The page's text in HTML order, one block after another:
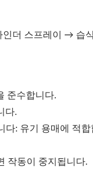
더 스프레이 → 습
준수합니다.
다.
다: 유기 용매에 적합
작동이 중지됩니다.